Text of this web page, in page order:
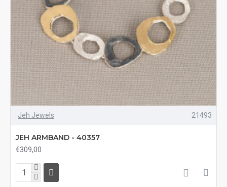
Jeh Jewels 21493
JEH ARMBAND - 40357
€309,00